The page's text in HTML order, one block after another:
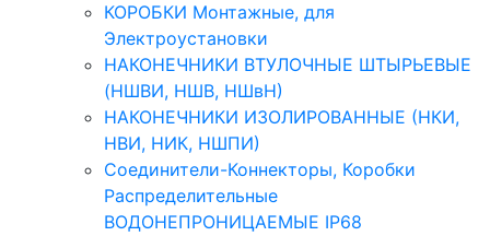
КОРОБКИ Монтажные, для
Электроустановки
НАКОНЕЧНИКИ ВТУЛОЧНЫЕ ШТЫРЬЕВЫЕ
(НШВИ, НШВ, НШвН)
НАКОНЕЧНИКИ ИЗОЛИРОВАННЫЕ (НКИ,
НВИ, НИК, НШПИ)
Соединители-Коннекторы, Коробки
Распределительные
ВОДОНЕПРОНИЦАЕМЫЕ IP68